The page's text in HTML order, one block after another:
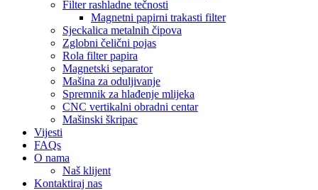
Filter rashladne tečnosti
Magnetni papirni trakasti filter
Sjeckalica metalnih čipova
Zglobni čelični pojas
Rola filter papira
Magnetski separator
Mašina za oduljivanje
Spremnik za hlađenje mlijeka
CNC vertikalni obradni centar
Mašinski škripac
Vijesti
FAQs
O nama
Naš klijent
Kontaktiraj nas